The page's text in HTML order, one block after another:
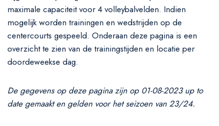
maximale capaciteit voor 4 volleybalvelden. Indien
mogelijk worden trainingen en wedstrijden op de
centercourts gespeeld. Onderaan deze pagina is een
overzicht te zien van de trainingstijden en locatie per
doordeweekse dag.
De gegevens op deze pagina zijn op 01-08-2023 up to
date gemaakt en gelden voor het seizoen van 23/24.